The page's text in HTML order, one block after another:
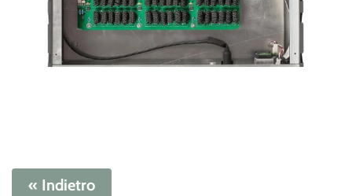
« Indietro